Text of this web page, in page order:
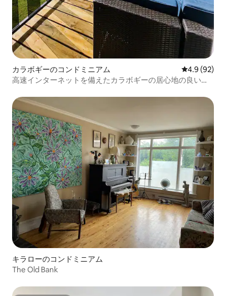
カラボギーのコンドミニアム レビュー92
4.9 (92)
高速インターネットを備えたカラボギーの居心地の良いコ
キラローのコンドミニアム
The Old Bank